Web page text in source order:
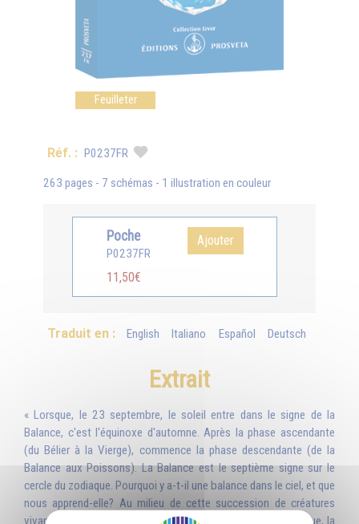
Feuilleter
Réf. : P0237FR
263 pages - 7 schémas - 1 illustration en couleur
Poche
P0237FR
11,50€
Ajouter
Traduit en : English Italiano Español Deutsch
Extrait
« Lorsque, le 23 septembre, le soleil entre dans le signe de la
Balance, c'est l'équinoxe d'automne. Après la phase ascendante
(du Bélier à la Vierge), commence la phase descendante (de la
Balance aux Poissons). La Balance est le septième signe sur le
cercle du zodiaque. Pourquoi y a-t-il une balance dans le ciel, et que
nous apprend-elle? Au milieu de cette succession de créatures
vivantes, êtres humains et animaux, que représente le zodiaque, la